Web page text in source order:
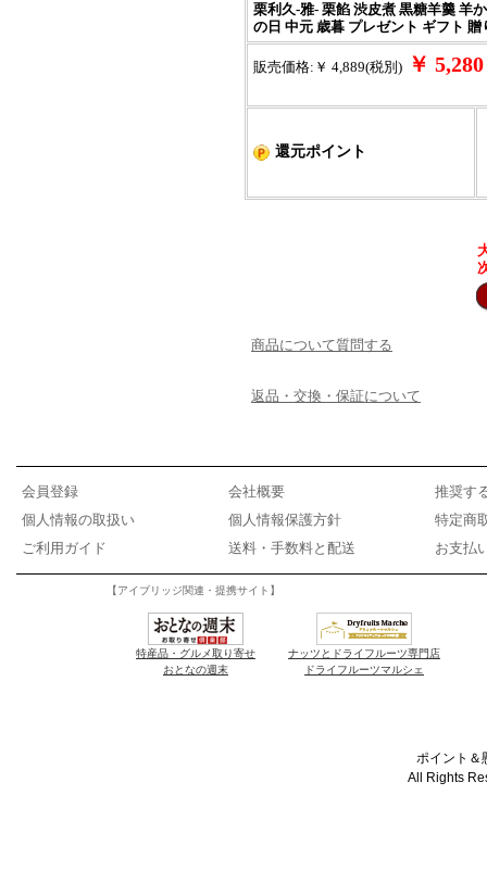
栗利久-雅- 栗餡 渋皮煮 黒糖羊羹 羊
の日 中元 歳暮 プレゼント ギフト 贈
販売価格:￥ 4,889(税別) ￥
還元ポイント
商品について質問する
返品・交換・保証について
会員登録 会社概要
推奨す
個人情報の取扱い
個人情報保護方針
特定商
ご利用ガイド
送料・手数料と配送 お支払
【アイブリッジ関連・提携サイト】
特産品・グルメ取り寄せ
おとなの週末
ナッツとドライフルーツ専門店
ドライフルーツマルシェ
ポイント＆
All Rights